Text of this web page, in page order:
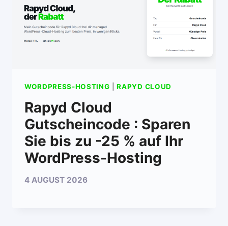
WORDPRESS-HOSTING |RAPYD CLOUD
Rapyd Cloud
Gutscheincode : Sparen
Sie bis zu -25 % auf Ihr
WordPress-Hosting
4 AUGUST 2026